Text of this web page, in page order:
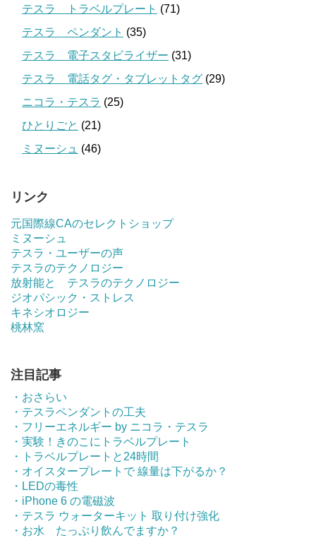
テスラ トラベルプレート (71)
テスラ ペンダント (35)
テスラ 電子スタビライザー (31)
テスラ 電話タグ・タブレットタグ (29)
ニコラ・テスラ (25)
ひとりごと (21)
ミヌーシュ (46)
リンク
元国際線CAのセレクトショップ
ミヌーシュ
テスラ・ユーザーの声
テスラのテクノロジー
放射能と テスラのテクノロジー
ジオパシック・ストレス
キネシオロジー
桃林窯
注目記事
・おさらい
・テスラペンダントの工夫
・フリーエネルギー by ニコラ・テスラ
・実験！きのこにトラベルプレート
・トラベルプレートと24時間
・オイスタープレートで 線量は下がるか？
・LEDの毒性
・iPhone 6 の電磁波
・テスラ ウォーターキット 取り付け強化
・お水 たっぷり飲んでますか？